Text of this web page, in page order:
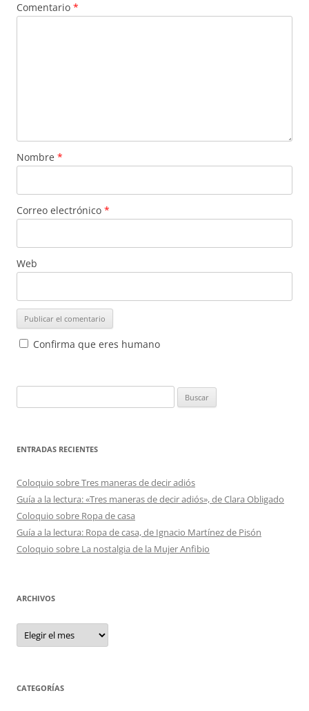
Comentario *
Nombre *
Correo electrónico *
Web
Confirma que eres humano
ENTRADAS RECIENTES
Coloquio sobre Tres maneras de decir adiós
Guía a la lectura: «Tres maneras de decir adiós», de Clara Obligado
Coloquio sobre Ropa de casa
Guía a la lectura: Ropa de casa, de Ignacio Martínez de Pisón
Coloquio sobre La nostalgia de la Mujer Anfibio
ARCHIVOS
Archivos
CATEGORÍAS